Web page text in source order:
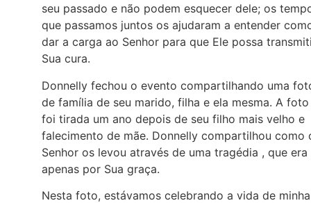
seu passado e não podem esquecer dele; os
que passamos juntos os ajudaram a entender
dar a carga ao Senhor para que Ele possa
Sua cura.
Donnelly fechou o evento compartilhando uma
de família de seu marido, filha e ela mesma. A foto
foi tirada um ano depois de seu filho mais velho e
falecimento de mãe. Donnelly compartilhou como
Senhor os levou através de uma tragédia , que era
apenas por Sua graça.
Nesta foto, estávamos celebrando a vida de minha